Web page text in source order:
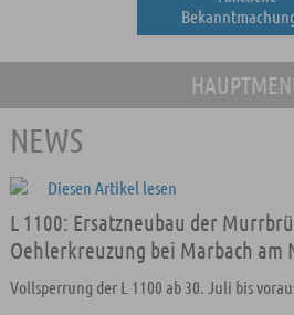
NEWS
L 1100: Ersatzneubau der
Oehlerkreuzung bei Marbach am
Vollsperrung der L 1100 ab 30. Juli bis